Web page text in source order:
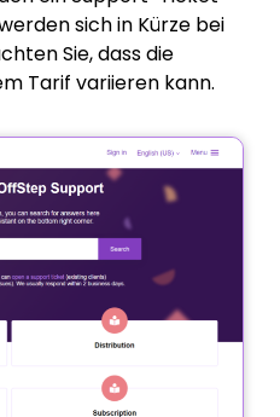
sich in Kürze bei
Sie, dass die
Tarif variieren kann.